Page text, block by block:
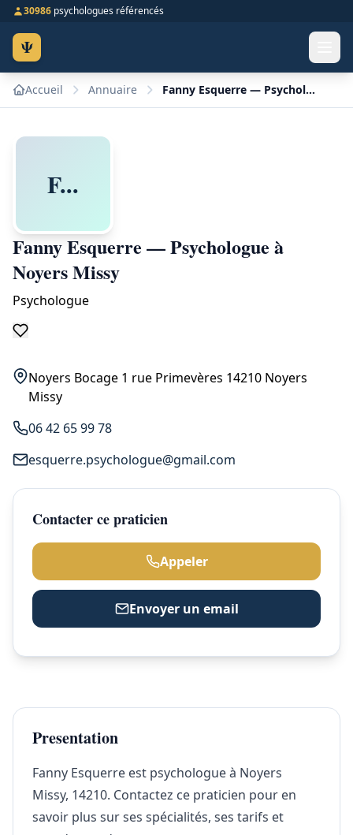
30986 psychologues référencés
Ψ
Accueil Annuaire Fanny Esquerre — Psychologue à Noyers Missy
F...
Fanny Esquerre — Psychologue à
Noyers Missy
Psychologue
Noyers Bocage 1 rue Primevères 14210 Noyers
Missy
06 42 65 99 78
esquerre.psychologue@gmail.com
Contacter ce praticien
Appeler
Envoyer un email
Presentation
Fanny Esquerre est psychologue à Noyers
Missy, 14210. Contactez ce praticien pour en
savoir plus sur ses spécialités, ses tarifs et